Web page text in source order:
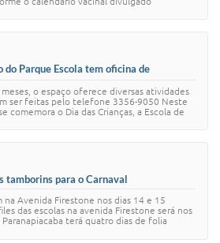
do Parque Escola tem oficina de
meses, o espaço oferece diversas atividades
ser feitas pelo telefone 3356-9050 Neste
comemora o Dia das Crianças, a Escola de
tamborins para o Carnaval
na Avenida Firestone nos dias 14 e 15
das escolas na avenida Firestone será nos
terá quatro dias de folia